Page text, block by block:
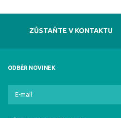
ZŮSTAŇTE V KONTAKTU
ODBĚR NOVINEK